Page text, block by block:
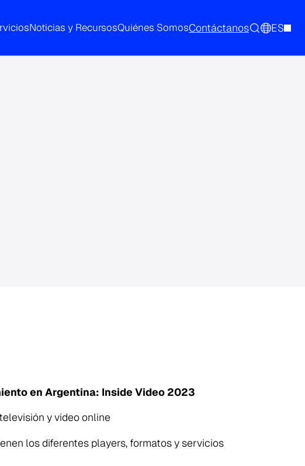
Noticias y RecursosQuiénes SomosContáctanos ES
en Argentina: Inside Video 2023
y video online
los diferentes players, formatos y servicios